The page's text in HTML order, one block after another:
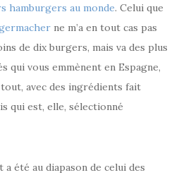
hamburgers au monde. Celui que
ne m’a en tout cas pas
de dix burgers, mais va des plus
qui vous emmènent en Espagne,
avec des ingrédients fait
qui est, elle, sélectionné
a été au diapason de celui des